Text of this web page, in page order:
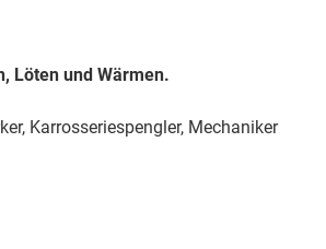
Löten und Wärmen.
Karrosseriespengler, Mechaniker